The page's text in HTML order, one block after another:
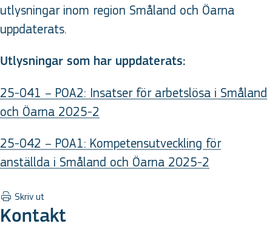
utlysningar inom region Småland och Öarna
uppdaterats.
Utlysningar som har uppdaterats:
25-041 – POA2: Insatser för arbetslösa i Småland
och Öarna 2025-2
25-042 – POA1: Kompetensutveckling för
anställda i Småland och Öarna 2025-2
Skriv ut
Kontakt